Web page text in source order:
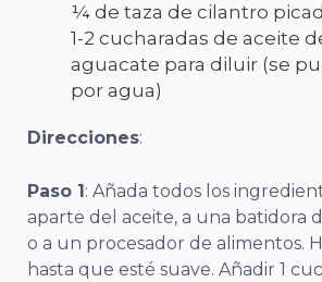
¼ de taza de cilantro
1-2 cucharadas de aceite
aguacate para diluir (se
por agua)
Direcciones:
Paso 1 : Añada todos los
aparte del aceite, a una batidora
o a un procesador de alimentos.
hasta que esté suave. Añadir 1